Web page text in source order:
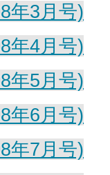
年3月号)
年4月号)
年5月号)
年6月号)
年7月号)